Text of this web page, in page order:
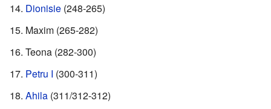
Dionisie (248-265)
Maxim (265-282)
Teona (282-300)
Petru I (300-311)
Ahila (311/312-312)